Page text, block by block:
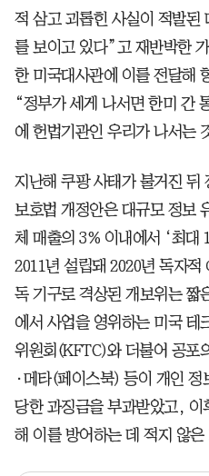
적 삼고 괴롭힌 사실이 적발된
를 보이고 있다”고 재반박한
한 미국대사관에 이를 전달해
“정부가 세게 나서면 한미 간
에 헌법기관인 우리가 나서는
지난해 쿠팡 사태가 불거진 뒤
보호법 개정안은 대규모 정보
체 매출의 3% 이내에서 ‘최대
2011년 설립돼 2020년 독자
독 기구로 격상된 개보위는 짧
에서 사업을 영위하는 미국 테
위원회(KFTC)와 더불어 공포
·메타(페이스북) 등이 개인 정
당한 과징금을 부과받았고, 이
해 이를 방어하는 데 적지 않